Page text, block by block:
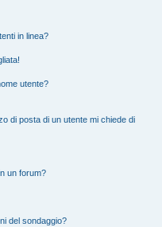
in linea?
utente?
di posta di un utente mi chiede di
un forum?
del sondaggio?